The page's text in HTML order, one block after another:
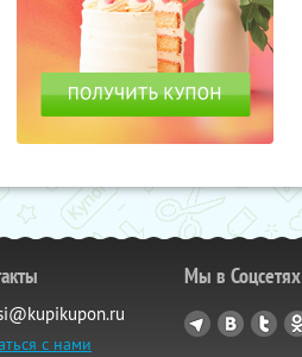
с нами
Мы в Соцсетях